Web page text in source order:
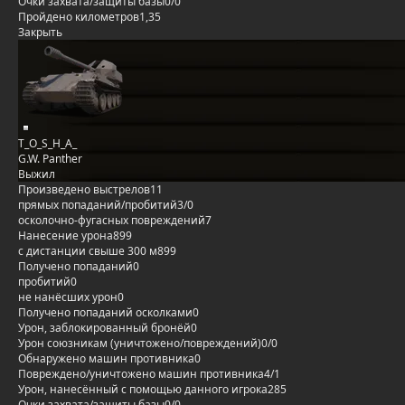
Пройдено километров1,35
Закрыть
T_O_S_H_A_
G.W. Panther
Выжил
Произведено выстрелов11
прямых попаданий/пробитий3/0
осколочно-фугасных повреждений7
Нанесение урона899
с дистанции свыше 300 м899
Получено попаданий0
пробитий0
не нанёсших урон0
Получено попаданий осколками0
Урон, заблокированный бронёй0
Урон союзникам (уничтожено/повреждений)0/0
Обнаружено машин противника0
Повреждено/уничтожено машин противника4/1
Урон, нанесённый с помощью данного игрока285